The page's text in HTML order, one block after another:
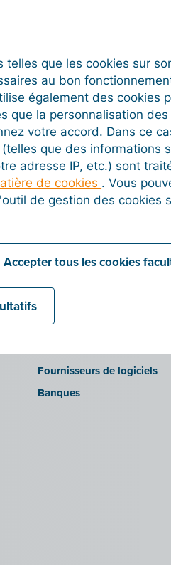
Pour qui ?
Entreprises
Institutions publiques
Développeurs
Fournisseurs de logiciels
Banques
telles que les cookies sur
au bon
également des cookies
que la personnalisation
votre accord. Dans ce
que des informations
adresse IP, etc.) sont
de cookies . Vous
de gestion des cookies
Accepter tous les cookies